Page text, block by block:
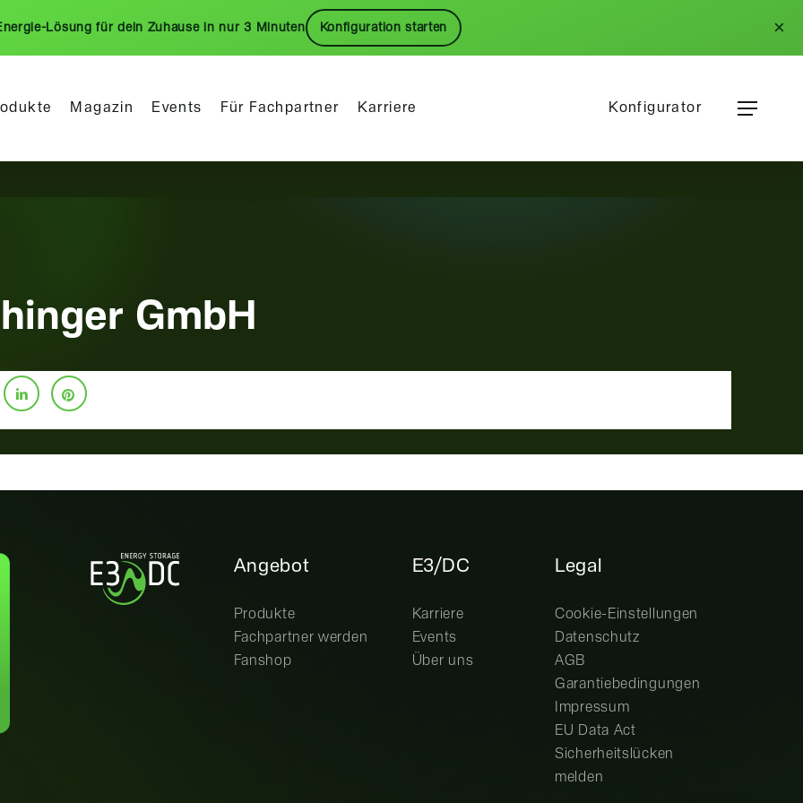
Lösung für dein Zuhause in nur 3 Minuten Konfiguration starten ×
Magazin Events Für Fachpartner Karriere Konfigurator Menu
GmbH
Angebot
Produkte
Fachpartner werden
Fanshop
E3/DC
Karriere
Events
Über uns
Legal
Cookie-Einstellungen
Datenschutz
AGB
Garantiebedingungen
Impressum
EU Data Act
Sicherheitslücken
melden